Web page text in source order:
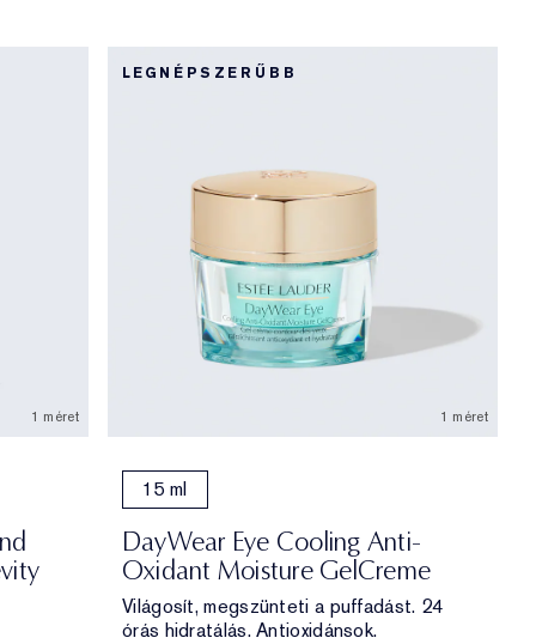
1 méret
LEGNÉPSZERŰBB
1 méret
15 ml
DayWear Eye Cooling Anti-
Oxidant Moisture GelCreme
Világosít, megszünteti a puffadást. 24
órás hidratálás. Antioxidánsok.